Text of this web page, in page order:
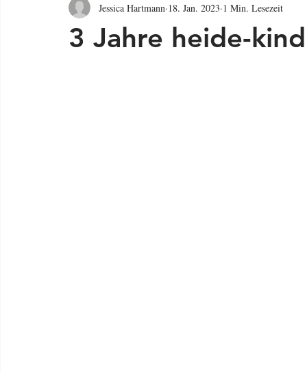
3 Jahre heide-kind
Jessica Hartmann 18. Jan. 2023 1 Min. Lesezeit